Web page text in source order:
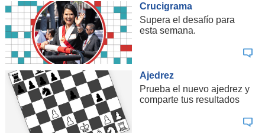
Crucigrama
Supera el desafío para
esta semana.
Ajedrez
Prueba el nuevo ajedrez y
comparte tus resultados